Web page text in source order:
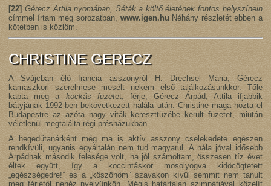
[22] Gérecz Attila nyomában, Séták a költő életének fontos helyszínein
címmel írtam meg sorozatban,www.igen.hu Néhány részletét ebben a
kötetben is közlöm.
CHRISTINE GERECZ
A Svájcban élő francia asszonyról H. Drechsel Mária, Gérecz
kamaszkori szerelmese mesélt nekem első találkozásunkkor. Tőle
kapta meg a kockás füzetet, férje, Gérecz Árpád, Attila ifjabbik
bátyjának 1992-ben bekövetkezett halála után. Christine maga hozta el
Budapestre az azóta nagy viták kereszttüzébe került füzetet, miután
véletlenül megtalálta régi présházukban.
A hegedűtanárként még ma is aktív asszony cselekedete egészen
rendkívüli, ugyanis egyáltalán nem tud magyarul. A nála jóval idősebb
Árpádnak második felesége volt, ha jól számoltam, összesen tíz évet
éltek együtt, így a koccintáskor mosolyogva kidöcögtetett
„egészségedre!” és a „köszönöm” szavakon kívül semmit nem tanult
meg férjétől nehéz nyelvünkön. Mégis határtalan szimpátiával közelít